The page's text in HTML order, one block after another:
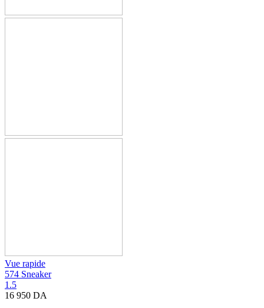
Vue rapide
574 Sneaker
1.5
16 950 DA